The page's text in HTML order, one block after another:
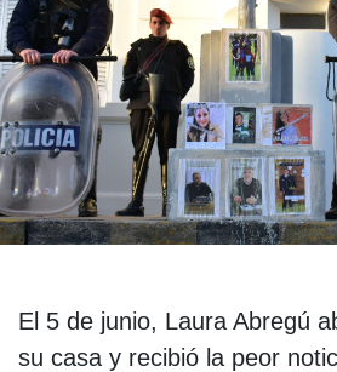
El 5 de junio, Laura Abregú
su casa y recibió la peor